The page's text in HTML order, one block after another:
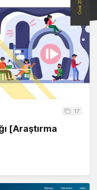
17
[Araştırma